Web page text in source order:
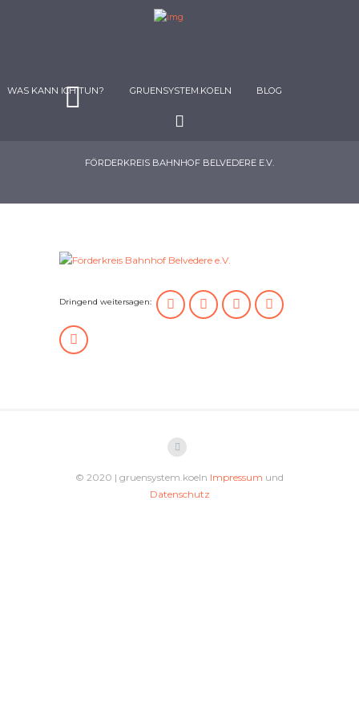
WAS KANN ICH TUN? GRUENSYSTEM.KOELN BLOG
FÖRDERKREIS BAHNHOF BELVEDERE E.V.
Dringend weitersagen:
© 2020 | gruensystem.koeln Impressum und
Datenschutz